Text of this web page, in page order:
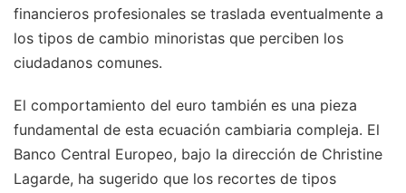
financieros profesionales se traslada eventualmente a
los tipos de cambio minoristas que perciben los
ciudadanos comunes.
El comportamiento del euro también es una pieza
fundamental de esta ecuación cambiaria compleja. El
Banco Central Europeo, bajo la dirección de Christine
Lagarde, ha sugerido que los recortes de tipos